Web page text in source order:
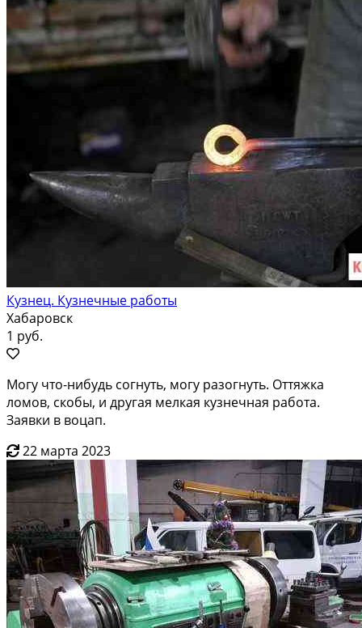
Кузнец. Кузнечные работы
Хабаровск
1 руб.
Могу что-нибудь согнуть, могу разогнуть. Оттяжка
ломов, скобы, и другая мелкая кузнечная работа.
Заявки в воцап.
22 марта 2023